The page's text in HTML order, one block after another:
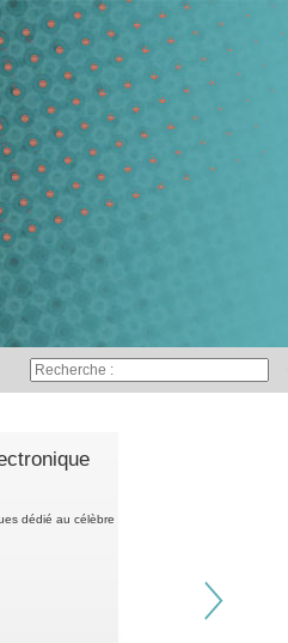
dédié au célèbre